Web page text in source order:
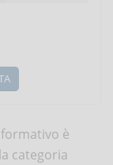
è
categoria